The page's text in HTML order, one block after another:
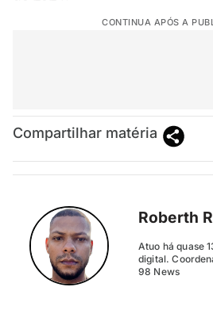
CONTINUA APÓS A
Compartilhar matéria
Roberth
Atuo há quase
digital.
98 News